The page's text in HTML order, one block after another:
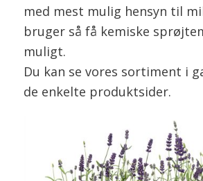
med mest mulig hensyn til
bruger så få kemiske
muligt.
Du kan se vores sortiment i
de enkelte produktsider.